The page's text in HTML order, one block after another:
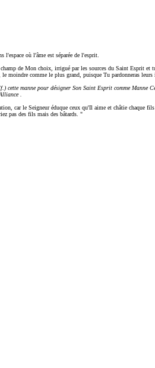
où l'âme est séparée de l'esprit.
de Mon choix, irrigué par les sources du Saint Esprit et
moindre comme le plus grand, puisque Tu pardonneras
manne pour désigner Son Saint Esprit comme Manne
.
car le Seigneur éduque ceux qu'Il aime et châtie chaque
pas des fils mais des bâtards. "